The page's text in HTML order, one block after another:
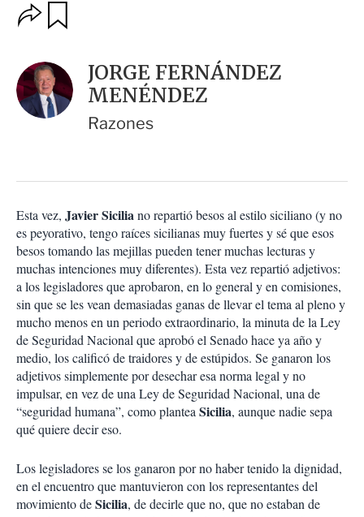
O
p
o
n
e
s
o
a
r
t
i
r
a
r
JORGE FERNÁNDEZ
MENÉNDEZ
Razones
Esta vez, Javier Siciliano repartió besos al estilo siciliano (y no
es peyorativo, tengo raíces sicilianas muy fuertes y sé que esos
besos tomando las mejillas pueden tener muchas lecturas y
muchas intenciones muy diferentes). Esta vez repartió adjetivos:
a los legisladores que aprobaron, en lo general y en comisiones,
sin que se les vean demasiadas ganas de llevar el tema al pleno y
mucho menos en un periodo extraordinario, la minuta de la Ley
de Seguridad Nacional que aprobó el Senado hace ya año y
medio, los calificó de traidores y de estúpidos. Se ganaron los
adjetivos simplemente por desechar esa norma legal y no
impulsar, en vez de una Ley de Seguridad Nacional, una de
“seguridad humana”, como plantea Sicilia, aunque nadie sepa
qué quiere decir eso.
Los legisladores se los ganaron por no haber tenido la dignidad,
en el encuentro que mantuvieron con los representantes del
movimiento deSicilia, de decirle que no, que no estaban de